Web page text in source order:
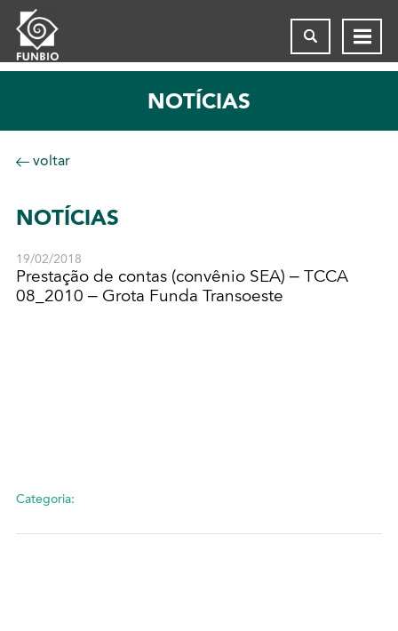
NOTÍCIAS
voltar
NOTÍCIAS
19/02/2018
Prestação de contas (convênio SEA) – TCCA
08_2010 – Grota Funda Transoeste
Categoria: